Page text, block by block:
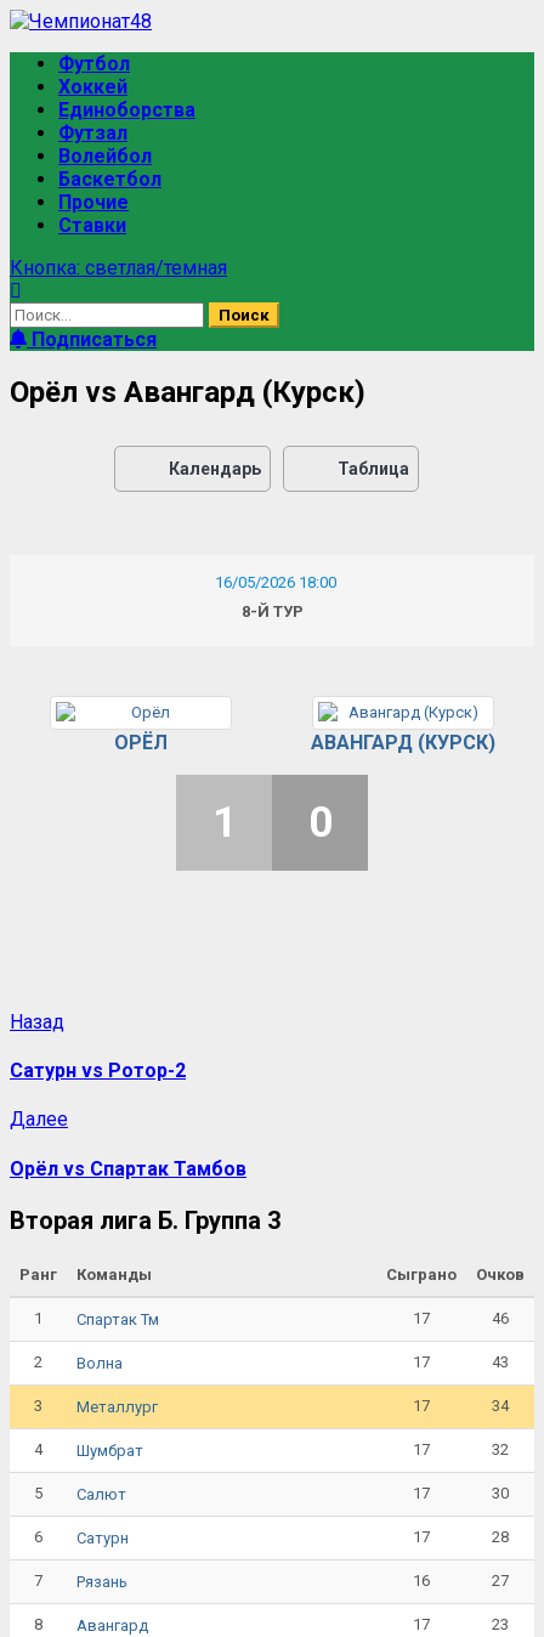
Футбол
Хоккей
Единоборства
Футзал
Волейбол
Баскетбол
Прочие
Ставки
Кнопка: светлая/темная
Подписаться
Орёл vs Авангард (Курск)
Календарь Таблица
16/05/2026 18:00
8-Й ТУР
ОРЁЛ АВАНГАРД (КУРСК)
1 0
Назад
Сатурн vs Ротор-2
Далее
Орёл vs Спартак Тамбов
Вторая лига Б. Группа 3
Ранг Команды Сыграно Очков
1 Спартак Тм 17 46
2 Волна 17 43
3 Металлург 17 34
4 Шумбрат 17 32
5 Салют 17 30
6 Сатурн 17 28
7 Рязань 16 27
8 Авангард 17 23